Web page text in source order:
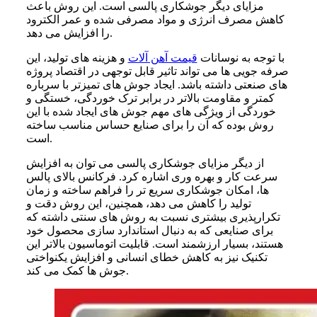
مزایای دیگر جوشکاری پالسی است. این روش باعث
کاهش مصرف انرژی و مواد مصرفی شده و عمر الکترود
را افزایش می دهد.
با توجه به نوسانات قیمت آهن آلات و هزینه‌ های تولید، این
صرفه‌ جویی‌ ها می‌ تواند تاثیر قابل توجهی در اقتصاد پروژه‌
های صنعتی داشته باشد. ایجاد جوش های تمیزتر با سرباره
کمتر و مقاومت بالاتر در برابر ترک خوردگی، خستگی و
خوردگی از ویژگی های مهم جوش های ایجاد شده با این
روش بوده که آن را برای صنایع حساس مناسب ساخته
است.
از دیگر مزایای جوشکاری پالسی می توان به افزایش
سرعت کار و بهره وری اشاره کرد. فرکانس بالای پالس
ها، امکان جوشکاری سریع تر را فراهم ساخته و زمان
تولید را کاهش می دهد، همچنین، این روش دقت و
تکرارپذیری بیشتری نسبت به روش های سنتی داشته که
برای صنایعی که به دنبال استاندارد سازی محصول خود
هستند، بسیار ارزشمند است. قابلیت اتوماسیون بالاتر این
تکنیک نیز به کاهش خطای انسانی و افزایش یکنواختی
جوش ها کمک می کند.